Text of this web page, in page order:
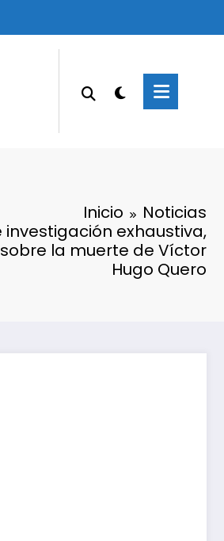
Inicio
Noticias
exhaustiva,
la muerte de Víctor
Hugo Quero